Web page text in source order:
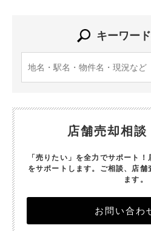
キーワー
店舗売却相談
「売りたい」を全力でサポート
をサポートします。 ご相談、店舗
ます。
お問い合わ